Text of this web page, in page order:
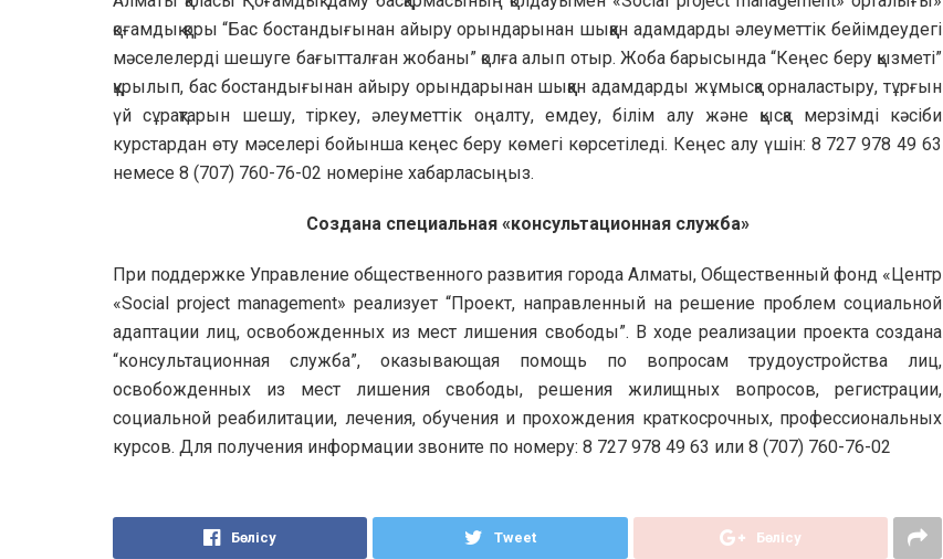
қоғамдық қоры “Бас бостандығынан айыру орындарынан шыққан адамдарды әлеуметтік бейімдеудегі
мәселелерді шешуге бағытталған жобаны” қолға алып отыр. Жоба барысында “Кеңес беру қызметі”
құрылып, бас бостандығынан айыру орындарынан шыққан адамдарды жұмысқа орналастыру, тұрғын
үй сұрақтарын шешу, тіркеу, әлеуметтік оңалту, емдеу, білім алу және қысқа мерзімді кәсіби
курстардан өту мәселері бойынша кеңес беру көмегі көрсетіледі. Кеңес алу үшін: 8 727 978 49 63
немесе 8 (707) 760-76-02 номеріне хабарласыңыз.
Cоздана специальная «консультационная служба»
При поддержке Управление общественного развития города Алматы, Общественный фонд «Центр
«Social project management» реализует “Проект, направленный на решение проблем социальной
адаптации лиц, освобожденных из мест лишения свободы”. В ходе реализации проекта создана
“консультационная служба”, оказывающая помощь по вопросам трудоустройства лиц,
освобожденных из мест лишения свободы, решения жилищных вопросов, регистрации,
социальной реабилитации, лечения, обучения и прохождения краткосрочных, профессиональных
курсов. Для получения информации звоните по номеру: 8 727 978 49 63 или 8 (707) 760-76-02
Бөлісу Tweet Бөлісу